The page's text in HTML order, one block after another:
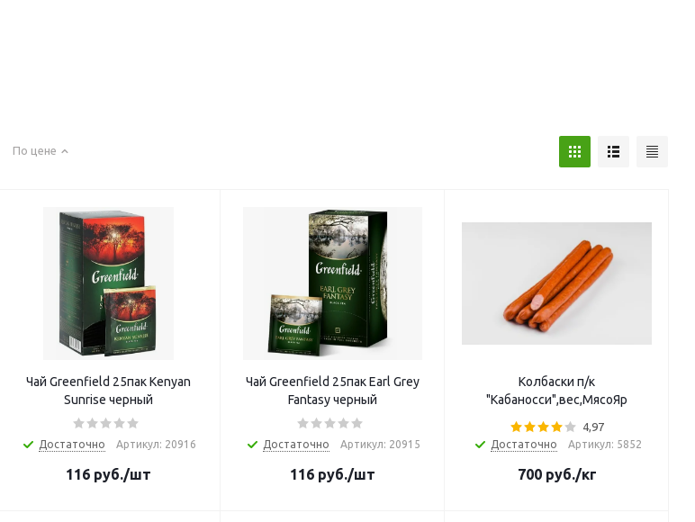
По цене
Чай Greenfield 25пак Kenyan
Sunrise черный
Достаточно Артикул: 20916
116 руб./шт
Чай Greenfield 25пак Earl Grey
Fantasy черный
Достаточно Артикул: 20915
116 руб./шт
Колбаски п/к
"Кабаносси",вес,МясоЯр
4,97
Достаточно Артикул: 5852
700руб./кг